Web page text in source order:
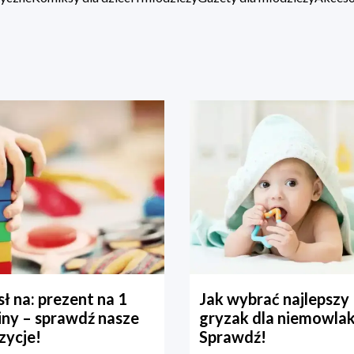
na: prezent na 1
– sprawdź nasze
Jak wybrać najlepszy
gryzak dla
Sprawdź!